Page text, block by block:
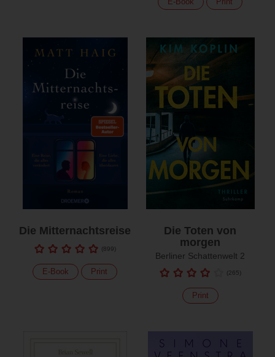
Die Mitternachtsreise
(899)
E-Book Print
Die Toten von
morgen
Berliner Schattenwelt 2
(265)
Print